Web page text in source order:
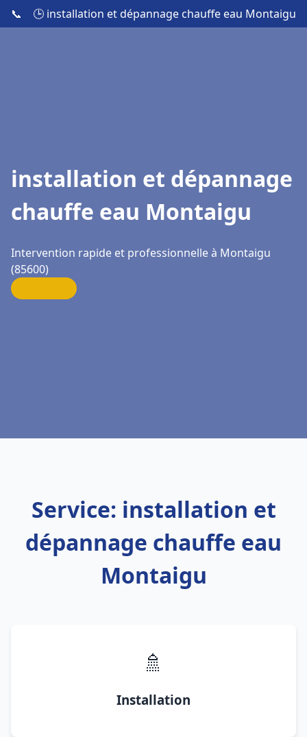
📞 🕒 installation et dépannage chauffe eau Montaigu
installation et dépannage
chauffe eau Montaigu
Intervention rapide et professionnelle à Montaigu
(85600)
Service: installation et
dépannage chauffe eau
Montaigu
🚿
Installation